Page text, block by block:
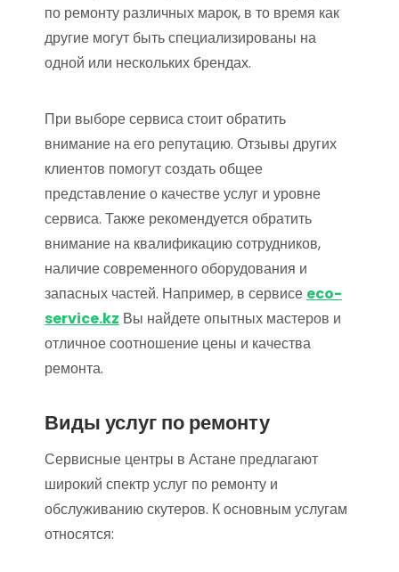
по ремонту различных марок, в то время как
другие могут быть специализированы на
одной или нескольких брендах.
При выборе сервиса стоит обратить
внимание на его репутацию. Отзывы других
клиентов помогут создать общее
представление о качестве услуг и уровне
сервиса. Также рекомендуется обратить
внимание на квалификацию сотрудников,
наличие современного оборудования и
запасных частей. Например, в сервисе eco-
service.kz Вы найдете опытных мастеров и
отличное соотношение цены и качества
ремонта.
Виды услуг по ремонту
Сервисные центры в Астане предлагают
широкий спектр услуг по ремонту и
обслуживанию скутеров. К основным услугам
относятся: